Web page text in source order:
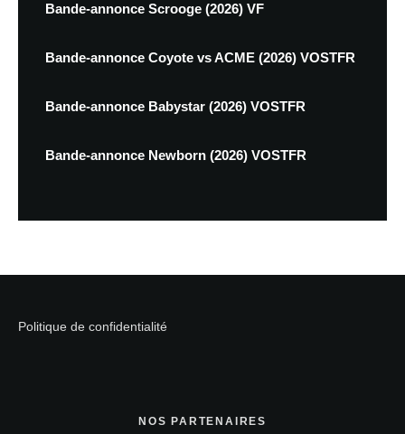
Bande-annonce Scrooge (2026) VF
Bande-annonce Coyote vs ACME (2026) VOSTFR
Bande-annonce Babystar (2026) VOSTFR
Bande-annonce Newborn (2026) VOSTFR
Politique de confidentialité
NOS PARTENAIRES